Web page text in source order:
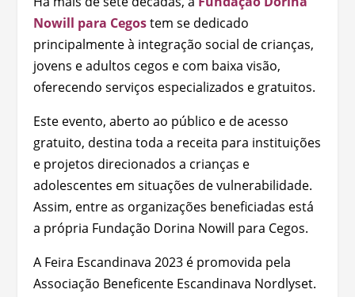
Nowill para Cegostem se dedicado
principalmente à integração social de crianças,
jovens e adultos cegos e com baixa visão,
oferecendo serviços especializados e gratuitos.
Este evento, aberto ao público e de acesso
gratuito, destina toda a receita para instituições
e projetos direcionados a crianças e
adolescentes em situações de vulnerabilidade.
Assim, entre as organizações beneficiadas está
a própria Fundação Dorina Nowill para Cegos.
A Feira Escandinava 2023 é promovida pela
Associação Beneficente Escandinava Nordlyset.